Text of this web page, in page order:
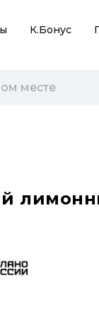
К.Бонус